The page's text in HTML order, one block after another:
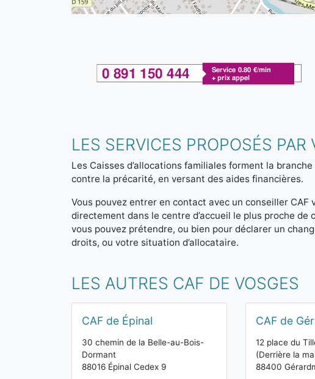
LES SERVICES PROPOSÉS PAR
Les Caisses d’allocations familiales forment la
contre la précarité, en versant des aides financières.
Vous pouvez entrer en contact avec un conseiller CAF
directement dans le centre d’accueil le plus proche
vous pouvez prétendre, ou bien pour déclarer un
droits, ou votre situation d’allocataire.
LES AUTRES CAF DE VOSGES
CAF de Épinal
30 chemin de la Belle-au-Bois-
Dormant
88016 Épinal Cedex 9
CAF de
12 place du
(Derrière la
88400